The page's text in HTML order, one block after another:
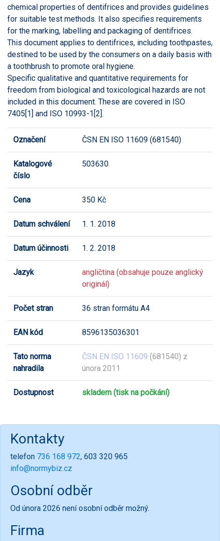
chemical properties of dentifrices and provides guidelines
for suitable test methods. It also specifies requirements
for the marking, labelling and packaging of dentifrices.
This document applies to dentifrices, including toothpastes,
destined to be used by the consumers on a daily basis with
a toothbrush to promote oral hygiene.
Specific qualitative and quantitative requirements for
freedom from biological and toxicological hazards are not
included in this document. These are covered in ISO
7405[1] and ISO 10993-1[2].
Označení ČSN EN ISO 11609 (681540)
Katalogové
číslo
503630
Cena 350 Kč
Datum schválení 1. 1. 2018
Datum účinnosti 1. 2. 2018
Jazyk
angličtina (obsahuje pouze anglický
originál)
Počet stran 36 stran formátu A4
EAN kód 8596135036301
Tato norma
nahradila
ČSN EN ISO 11609 (681540) z
února 2011
Dostupnost skladem (tisk na počkání)
Kontakty
telefon 736 168 972, 603 320 965
info@normybiz.cz
Osobní odběr
Od února 2026 není osobní odběr možný.
Firma